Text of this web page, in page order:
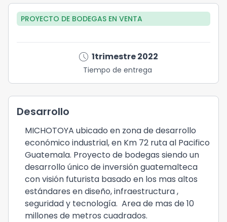
PROYECTO DE BODEGAS EN VENTA
schedule 1trimestre 2022
Tiempo de entrega
Desarrollo
MICHOTOYA ubicado en zona de desarrollo
económico industrial, en Km 72 ruta al Pacifico
Guatemala. Proyecto de bodegas siendo un
desarrollo único de inversión guatemalteca
con visión futurista basado en los mas altos
estándares en diseño, infraestructura ,
seguridad y tecnología. Area de mas de 10
millones de metros cuadrados.